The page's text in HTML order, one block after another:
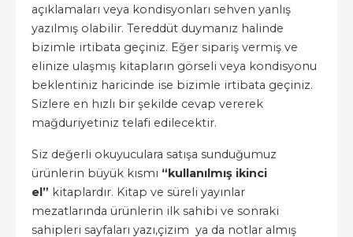
açıklamaları veya kondisyonları sehven yanlış
yazılmış olabilir. Tereddüt duymanız halinde
bizimle irtibata geçiniz. Eğer sipariş vermiş ve
elinize ulaşmış kitapların görseli veya kondisyonu
beklentiniz haricinde ise bizimle irtibata geçiniz.
Sizlere en hızlı bir şekilde cevap vererek
mağduriyetiniz telafi edilecektir.
Siz değerli okuyuculara satışa sunduğumuz
ürünlerin büyük kısmı “kullanılmış ikinci
el” kitaplardır. Kitap ve süreli yayınlar
mezatlarında ürünlerin ilk sahibi ve sonraki
sahipleri sayfaları yazı,çizim ya da notlar almış